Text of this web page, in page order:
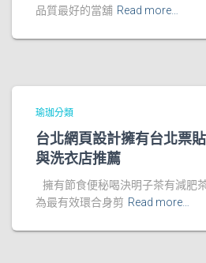
品質最好的當舖 Read more…
瑜珈分類
台北網頁設計擁有台北票
與洗衣店推薦
擁有節食便秘喝決明子茶有減肥
為最有效環合身剪 Read more…